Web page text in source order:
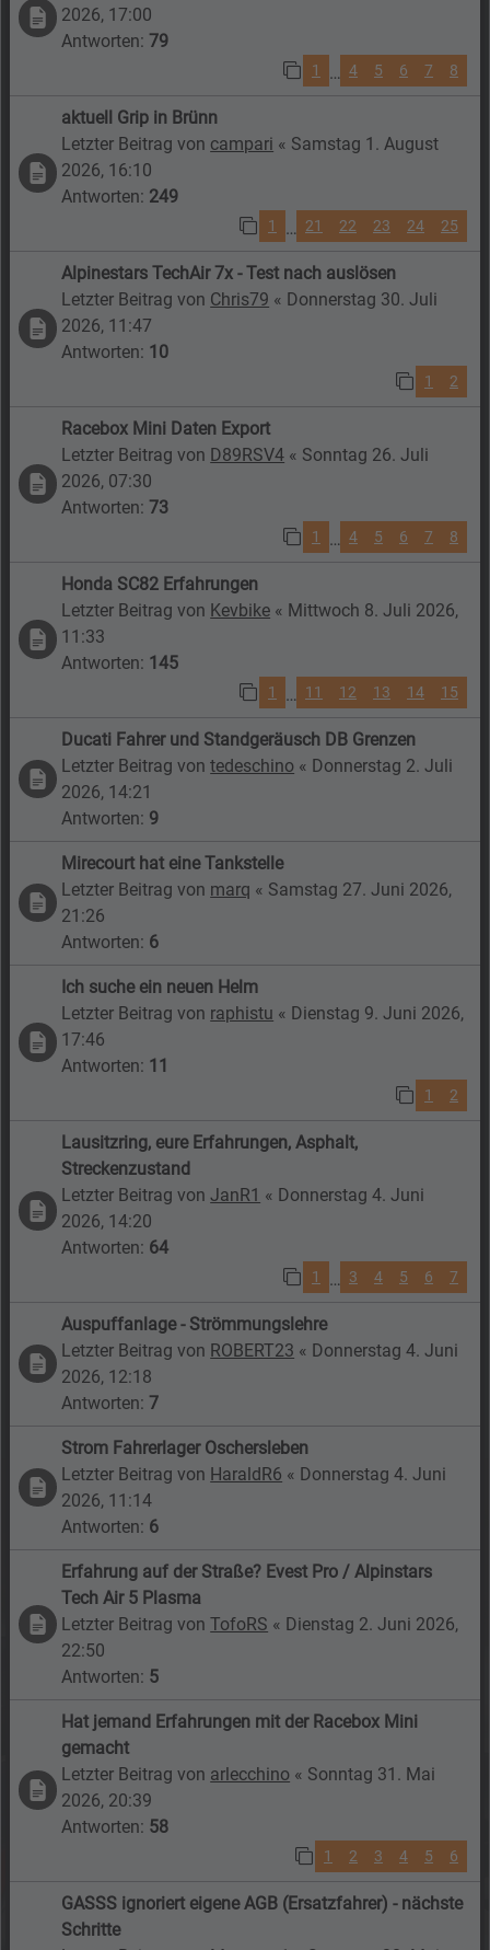
2026, 17:00
Antworten:79
1 … 4 5 6 7 8
aktuell Grip in Brünn
Letzter Beitrag von campari « Samstag 1. August
2026, 16:10
Antworten: 249
1 … 21 22 23 24 25
Alpinestars TechAir 7x - Test nach auslösen
Letzter Beitrag von Chris79 « Donnerstag 30. Juli
2026, 11:47
Antworten: 10
1 2
Racebox Mini Daten Export
Letzter Beitrag von D89RSV4 « Sonntag 26. Juli
2026, 07:30
Antworten:73
1 … 4 5 6 7 8
Honda SC82 Erfahrungen
Letzter Beitrag von Kevbike « Mittwoch 8. Juli 2026,
11:33
Antworten: 145
1 … 11 12 13 14 15
Ducati Fahrer und Standgeräusch DB Grenzen
Letzter Beitrag vontedeschino « Donnerstag 2. Juli
2026, 14:21
Antworten: 9
Mirecourt hat eine Tankstelle
Letzter Beitrag von marq « Samstag 27. Juni 2026,
21:26
Antworten: 6
Ich suche ein neuen Helm
Letzter Beitrag von raphistu « Dienstag 9. Juni 2026,
17:46
Antworten: 11
1 2
Lausitzring, eure Erfahrungen, Asphalt,
Streckenzustand
Letzter Beitrag vonJanR1 « Donnerstag 4. Juni
2026, 14:20
Antworten: 64
1 … 3 4 5 6 7
Auspuffanlage - Strömmungslehre
Letzter Beitrag von ROBERT23 « Donnerstag 4. Juni
2026, 12:18
Antworten:7
Strom Fahrerlager Oschersleben
Letzter Beitrag von HaraldR6 « Donnerstag 4. Juni
2026, 11:14
Antworten: 6
Erfahrung auf der Straße? Evest Pro / Alpinstars
Tech Air 5 Plasma
Letzter Beitrag vonTofoRS « Dienstag 2. Juni 2026,
22:50
Antworten: 5
Hat jemand Erfahrungen mit der Racebox Mini
gemacht
Letzter Beitrag von arlecchino « Sonntag 31. Mai
2026, 20:39
Antworten: 58
1 2 3 4 5 6
GASSS ignoriert eigene AGB (Ersatzfahrer) - nächste
Schritte